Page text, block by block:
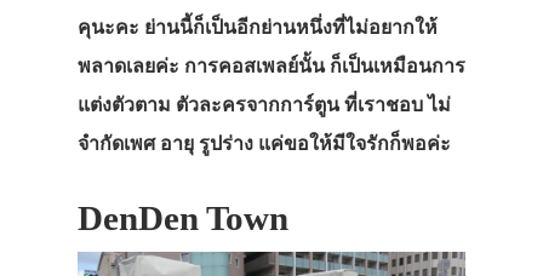
คุนะคะ ย่านนี้ก็เป็นอีกย่านหนึ่งที่ไม่อยากให้
พลาดเลยค่ะ การคอสเพลย์นั้น ก็เป็นเหมือนการ
แต่งตัวตาม ตัวละครจากการ์ตูน ที่เราชอบ ไม่
จำกัดเพศ อายุ รูปร่าง แค่ขอให้มีใจรักก็พอค่ะ
DenDen Town